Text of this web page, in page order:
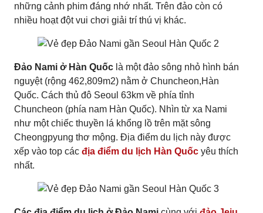
những cảnh phim đáng nhớ nhất. Trên đảo còn có
nhiều hoạt đột vui chơi giải trí thú vị khác.
Đảo Nami ở Hàn Quốc là một đảo sông nhỏ hình bán
nguyệt (rộng 462,809m2) nằm ở Chuncheon,Hàn
Quốc. Cách thủ đô Seoul 63km về phía tỉnh
Chuncheon (phía nam Hàn Quốc). Nhìn từ xa Nami
như một chiếc thuyền lá khổng lồ trên mặt sông
Cheongpyung thơ mộng. Địa điểm du lịch này được
xếp vào top các địa điểm du lịch Hàn Quốc yêu thích
nhất.